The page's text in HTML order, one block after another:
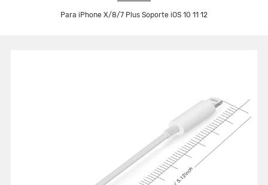
Para iPhone X/8/7 Plus Soporte iOS 10 11 12